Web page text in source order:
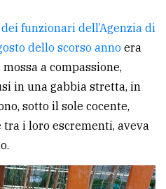
funzionari dell’Agenzia di
dello scorso anno era
a compassione,
in una gabbia stretta, in
sotto il sole cocente,
i loro escrementi, aveva